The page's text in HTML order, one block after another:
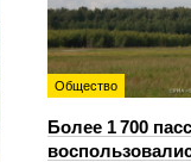
Общество
Более 1 700